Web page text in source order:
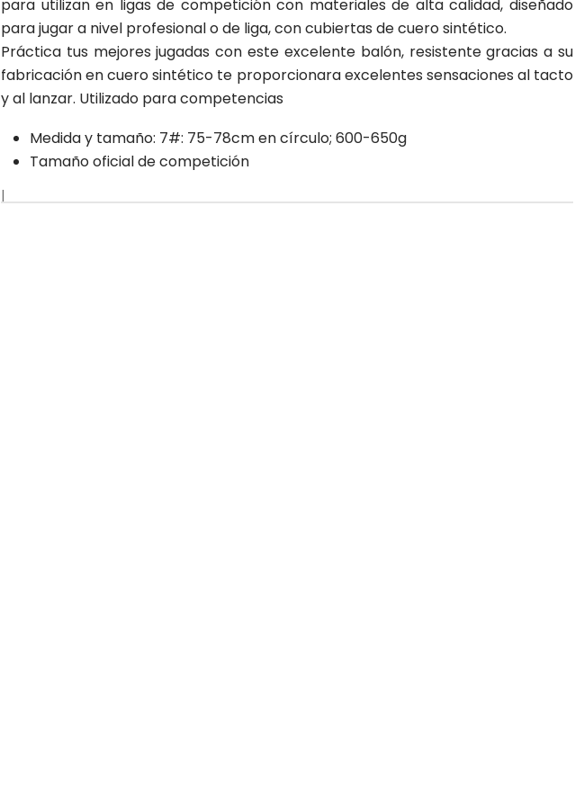
para utilizan en ligas de competición con materiales de alta calidad, diseñado
para jugar a nivel profesional o de liga, con cubiertas de cuero sintético.
Práctica tus mejores jugadas con este excelente balón, resistente gracias a su
fabricación en cuero sintético te proporcionara excelentes sensaciones al tacto
y al lanzar. Utilizado para competencias
Medida y tamaño: 7#: 75-78cm en círculo; 600-650g
Tamaño oficial de competición
|